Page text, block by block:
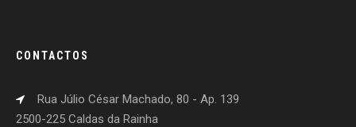
CONTACTOS
Rua Júlio César Machado, 80 - Ap. 139
2500-225 Caldas da Rainha